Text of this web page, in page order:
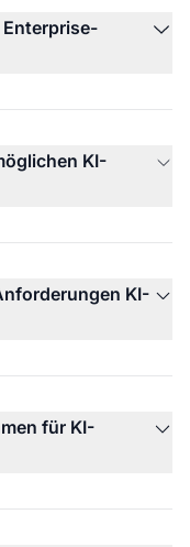
KI-
KI-
für KI-